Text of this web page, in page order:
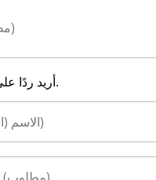
أريد ردًا على رأيي.